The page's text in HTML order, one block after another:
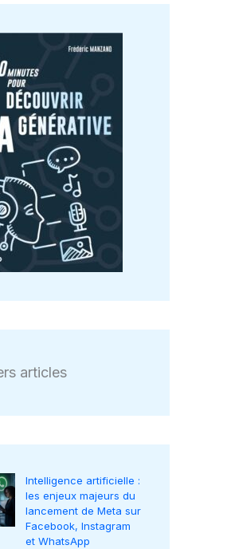
articles
Intelligence artificielle :
les enjeux majeurs du
lancement de Meta sur
Facebook, Instagram
et WhatsApp